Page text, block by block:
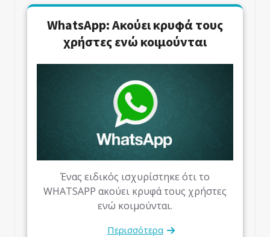
WhatsApp: Ακούει κρυφά τους
χρήστες ενώ κοιμούνται
Ένας ειδικός ισχυρίστηκε ότι το
WHATSAPP ακούει κρυφά τους χρήστες
ενώ κοιμούνται.
Περισσότερα